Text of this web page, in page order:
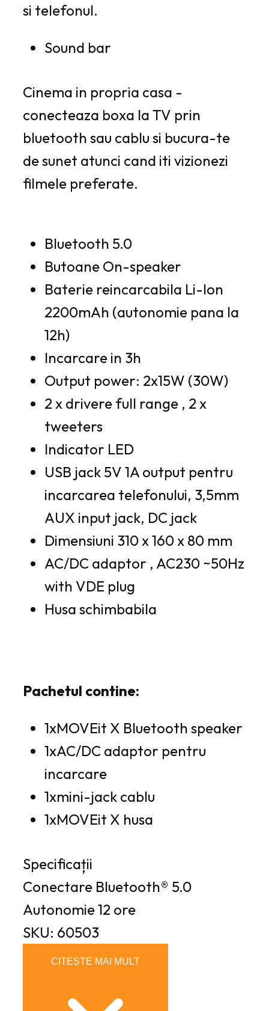
si telefonul.
Sound bar
Cinema in propria casa -
conecteaza boxa la TV prin
bluetooth sau cablu si bucura-te
de sunet atunci cand iti vizionezi
filmele preferate.
Bluetooth 5.0
Butoane On-speaker
Baterie reincarcabila Li-Ion
2200mAh (autonomie pana la
12h)
Incarcare in 3h
Output power: 2x15W (30W)
2 x drivere full range , 2 x
tweeters
Indicator LED
USB jack 5V 1A output pentru
incarcarea telefonului, 3,5mm
AUX input jack, DC jack
Dimensiuni 310 x 160 x 80 mm
AC/DC adaptor , AC230 ~50Hz
with VDE plug
Husa schimbabila
Pachetul contine:
1xMOVEit X Bluetooth speaker
1xAC/DC adaptor pentru
incarcare
1xmini-jack cablu
1xMOVEit X husa
Specificații
Conectare Bluetooth® 5.0
Autonomie12 ore
SKU: 60503